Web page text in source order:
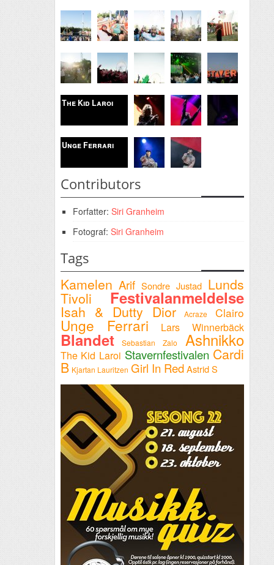
The Kid Laroi
Unge Ferrari
Contributors
Forfatter: Siri Granheim
Fotograf: Siri Granheim
Tags
Kamelen Arif Sondre Justad Lunds
Tivoli Festivalanmeldelse
Isah & Dutty Dior Acraze Clairo
Unge Ferrari Lars Winnerbäck
Blandet Sebastian Zalo Ashnikko
The Kid Laroi Stavernfestivalen Cardi
B Kjartan Lauritzen Girl In Red Astrid S